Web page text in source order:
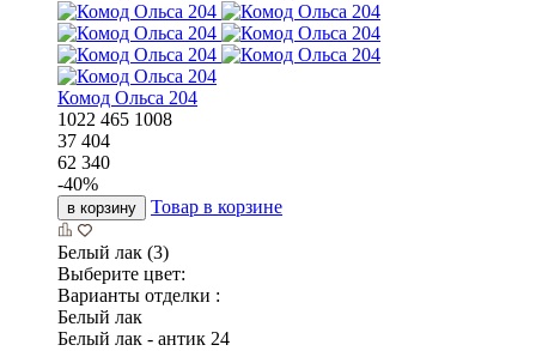
Комод Ольса 204
1022 465 1008
37 404
62 340
-40%
в корзину Товар в корзине
Белый лак (3)
Выберите цвет:
Варианты отделки :
Белый лак
Белый лак - антик 24